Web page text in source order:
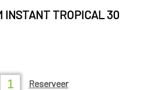
INSTANT TROPICAL 30
Reserveer